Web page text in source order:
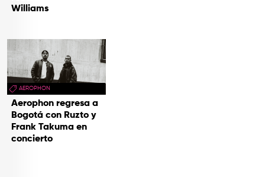
Williams
AEROPHON
Aerophon regresa a
Bogotá con Ruzto y
Frank Takuma en
concierto